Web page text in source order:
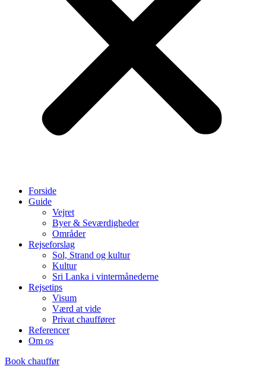
Forside
Guide
Vejret
Byer & Seværdigheder
Områder
Rejseforslag
Sol, Strand og kultur
Kultur
Sri Lanka i vintermånederne
Rejsetips
Visum
Værd at vide
Privat chauffører
Referencer
Om os
Book chauffør